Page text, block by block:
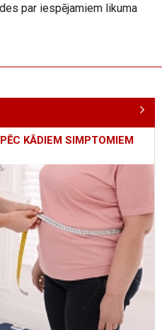
par iespējamiem likuma
KĀDIEM SIMPTOMIEM